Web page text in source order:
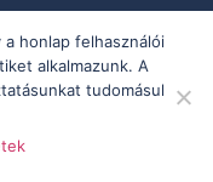
honlap felhasználói
alkalmazunk. A
tudomásul